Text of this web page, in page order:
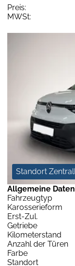
Preis:
MWSt:
Standort
Allgemeine
Fahrzeugtyp
Karosserieform
Erst-Zul.
Getriebe
Kilometerstand
Anzahl der Türen
Farbe
Standort